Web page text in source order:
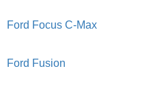
Ford Focus C-Max
Ford Fusion